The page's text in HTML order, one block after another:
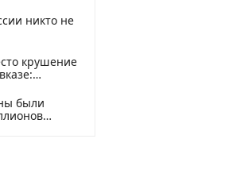
никто не
крушение
были